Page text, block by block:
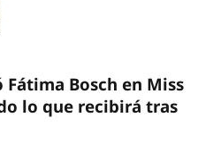
Bosch en Miss
lo que recibirá tras